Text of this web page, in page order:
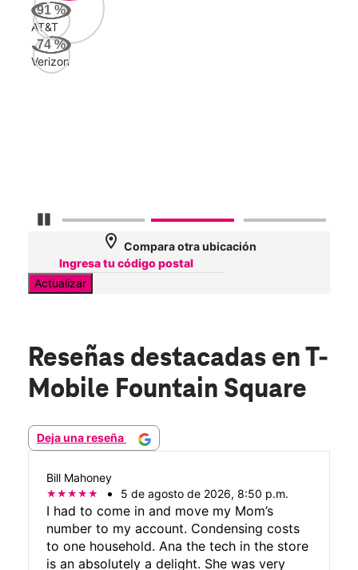
Detener carrusel
91 %
AT&T
74%
Verizon
location_on Compara otra ubicación
Actualizar
Reseñas destacadas en T-
Mobile Fountain Square
Deja una reseña
Bill Mahoney
5 de agosto de 2026, 8:50 p.m.
I had to come in and move my Mom’s
number to my account. Condensing costs
to one household. Ana the tech in the store
is an absolutely a delight. She was very